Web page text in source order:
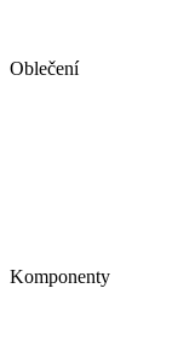
Oblečení
Komponenty